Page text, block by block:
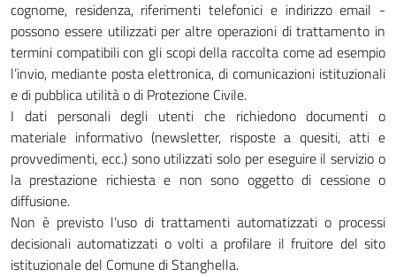
cognome, residenza, riferimenti telefonici e indirizzo email -
possono essere utilizzati per altre operazioni di trattamento in
termini compatibili con gli scopi della raccolta come ad esempio
l’invio, mediante posta elettronica, di comunicazioni istituzionali
e di pubblica utilità o di Protezione Civile.
I dati personali degli utenti che richiedono documenti o
materiale informativo (newsletter, risposte a quesiti, atti e
provvedimenti, ecc.) sono utilizzati solo per eseguire il servizio o
la prestazione richiesta e non sono oggetto di cessione o
diffusione.
Non è previsto l’uso di trattamenti automatizzati o processi
decisionali automatizzati o volti a profilare il fruitore del sito
istituzionale del Comune di Stanghella.